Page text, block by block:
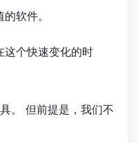
软件。
这个快速变化的时
。 但前提是，我们不